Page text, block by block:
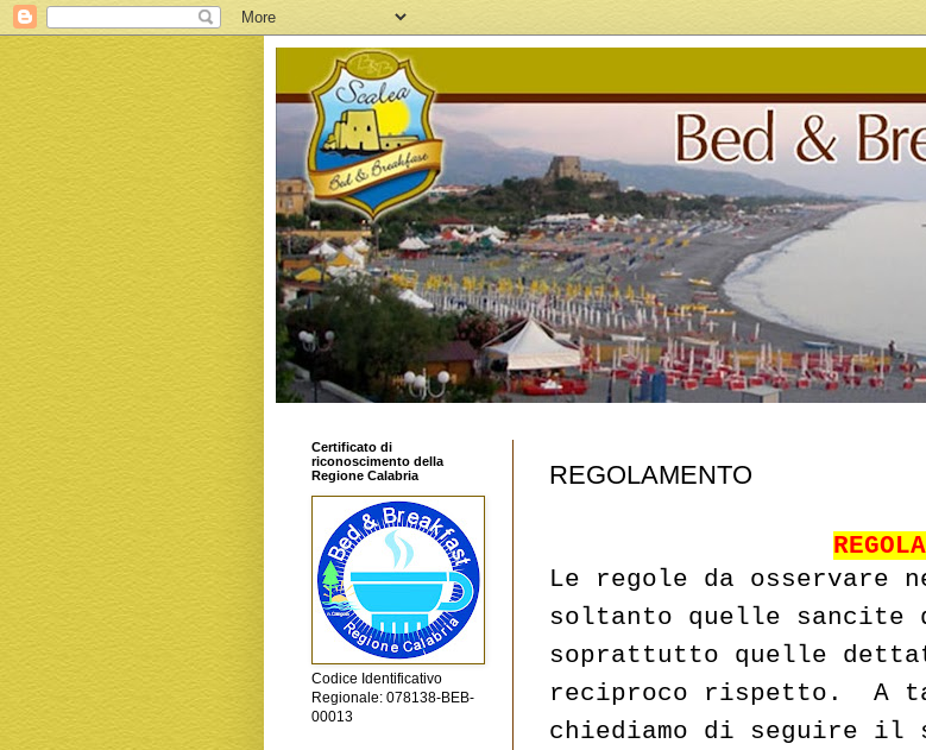
REGOLAMENTO
Le regole da osservare
soltanto quelle sancite
soprattutto quelle
reciproco rispetto.
A
chiediamo di seguire il
Certificato di
riconoscimento della
Regione Calabria
Codice Identificativo
Regionale: 078138-BEB-
00013